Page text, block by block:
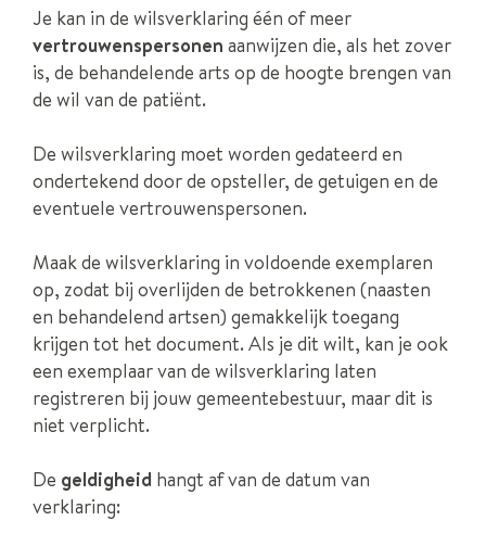
Je kan in de wilsverklaring één of meer
vertrouwenspersonen aanwijzen die, als het zover
is, de behandelende arts op de hoogte brengen van
de wil van de patiënt.
De wilsverklaring moet worden gedateerd en
ondertekend door de opsteller, de getuigen en de
eventuele vertrouwenspersonen.
Maak de wilsverklaring in voldoende exemplaren
op, zodat bij overlijden de betrokkenen (naasten
en behandelend artsen) gemakkelijk toegang
krijgen tot het document. Als je dit wilt, kan je ook
een exemplaar van de wilsverklaring laten
registreren bij jouw gemeentebestuur, maar dit is
niet verplicht.
De geldigheid hangt af van de datum van
verklaring: